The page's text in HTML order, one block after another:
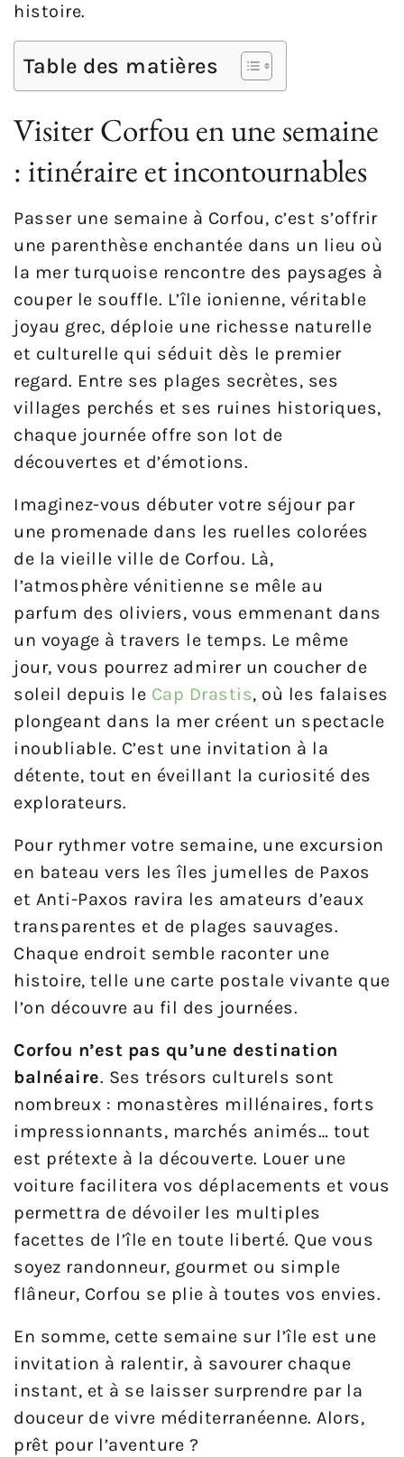
histoire.
Table des matières
Visiter Corfou en une semaine
: itinéraire et incontournables
Passer une semaine à Corfou, c’est s’offrir
une parenthèse enchantée dans un lieu où
la mer turquoise rencontre des paysages à
couper le souffle. L’île ionienne, véritable
joyau grec, déploie une richesse naturelle
et culturelle qui séduit dès le premier
regard. Entre ses plages secrètes, ses
villages perchés et ses ruines historiques,
chaque journée offre son lot de
découvertes et d’émotions.
Imaginez-vous débuter votre séjour par
une promenade dans les ruelles colorées
de la vieille ville de Corfou. Là,
l’atmosphère vénitienne se mêle au
parfum des oliviers, vous emmenant dans
un voyage à travers le temps. Le même
jour, vous pourrez admirer un coucher de
soleil depuis le Cap Drastis, où les falaises
plongeant dans la mer créent un spectacle
inoubliable. C’est une invitation à la
détente, tout en éveillant la curiosité des
explorateurs.
Pour rythmer votre semaine, une excursion
en bateau vers les îles jumelles de Paxos
et Anti-Paxos ravira les amateurs d’eaux
transparentes et de plages sauvages.
Chaque endroit semble raconter une
histoire, telle une carte postale vivante que
l’on découvre au fil des journées.
Corfou n’est pas qu’une destination
balnéaire. Ses trésors culturels sont
nombreux : monastères millénaires, forts
impressionnants, marchés animés… tout
est prétexte à la découverte. Louer une
voiture facilitera vos déplacements et vous
permettra de dévoiler les multiples
facettes de l’île en toute liberté. Que vous
soyez randonneur, gourmet ou simple
flâneur, Corfou se plie à toutes vos envies.
En somme, cette semaine sur l’île est une
invitation à ralentir, à savourer chaque
instant, et à se laisser surprendre par la
douceur de vivre méditerranéenne. Alors,
prêt pour l’aventure ?